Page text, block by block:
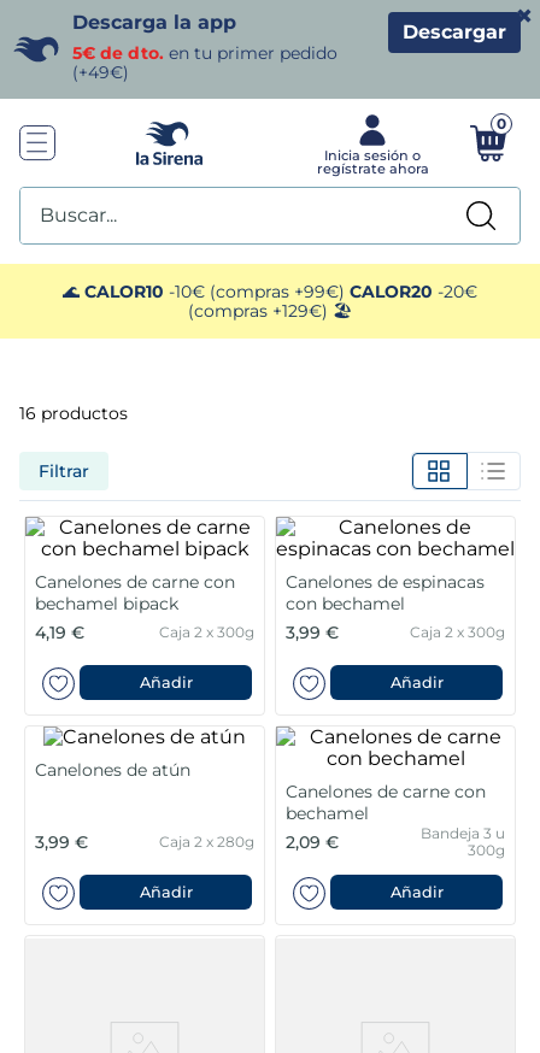
Descarga la app
5€ de dto. en tu primer pedido
(+49€)
Descargar
×
0
Buscar...
🌊 CALOR10 -10€ (compras +99€) CALOR20 -20€
(compras +129€) 🏖️
16 productos
Filtrar
Canelones de carne con
bechamel bipack
4,19 €
Caja 2 x 300g
Añadir
Canelones de espinacas
con bechamel
3,99 €
Caja 2 x 300g
Añadir
Canelones de atún
3,99 € Caja 2 x 280g
Añadir
Canelones de carne con
bechamel
2,09 €
Bandeja 3 u
300g
Añadir
TÉRMINOS MÁS BUSCADOS
1. helados sirena
2. gambas
patatas
4. gamba
. verduras
. croquetas
canelones
pollo